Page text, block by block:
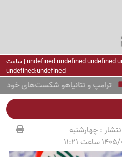
undefined undefined undefined undefined | ساعت
undefined:undefined
و نتانیاهو شکست‌های خود را
:چهارشنبه
11:21